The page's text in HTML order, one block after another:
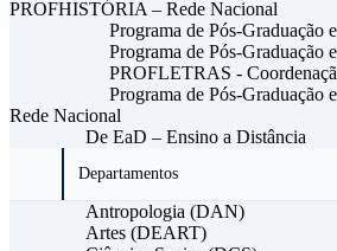
PROFHISTÓRIA – Rede Nacional
Programa de Pós-Graduação
Programa de Pós-Graduação
PROFLETRAS -
Programa de Pós-Graduação
Rede Nacional
De EaD – Ensino a Distância
Departamentos
Antropologia (DAN)
Artes (DEART)